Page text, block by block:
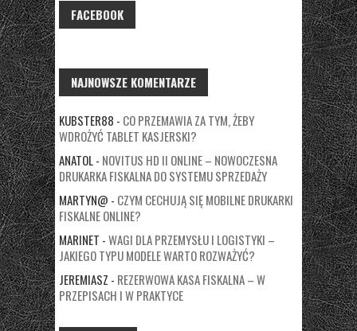
FACEBOOK
NAJNOWSZE KOMENTARZE
KUBSTER88 - CO PRZEMAWIA ZA TYM, ŻEBY
WDROŻYĆ TABLET KASJERSKI?
ANATOL- NOVITUS HD II ONLINE – NOWOCZESNA
DRUKARKA FISKALNA DO SYSTEMU SPRZEDAŻY
MARTYN@ - CZYM CECHUJĄ SIĘ MOBILNE DRUKARKI
FISKALNE ONLINE?
MARINET -WAGI DLA PRZEMYSŁU I LOGISTYKI –
JAKIEGO TYPU MODELE WARTO ROZWAŻYĆ?
JEREMIASZ - REZERWOWA KASA FISKALNA – W
PRZEPISACH I W PRAKTYCE